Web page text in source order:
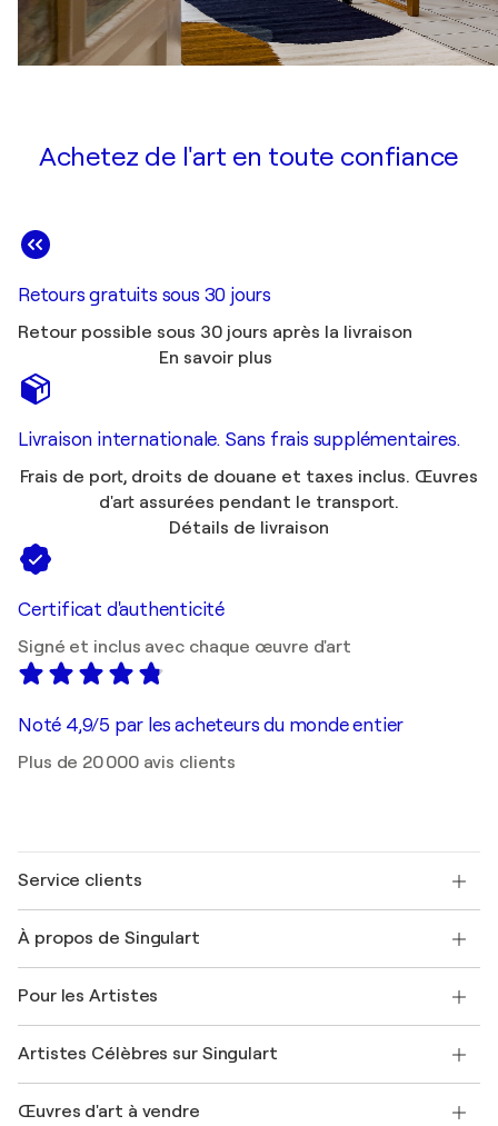
Achetez de l'art en toute confiance
Retours gratuits sous 30 jours
Retour possible sous 30 jours après la livraison
En savoir plus
Livraison internationale. Sans frais supplémentaires.
Frais de port, droits de douane et taxes inclus. Œuvres
d'art assurées pendant le transport.
Détails de livraison
Certificat d'authenticité
Signé et inclus avec chaque œuvre d'art
Noté 4,9/5 par les acheteurs du monde entier
Plus de 20 000 avis clients
Service clients
Expédition
Offrir une carte cadeau
Rejoignez notre programme commercial
Mon compte
+33 1 76 44 06 42
À propos de Singulart
FAQ
Magazine Singulart
Emplois
Découvrez une sélection d'art original
Pour les Artistes
Se connecter en tant qu'Artiste
Artistes Célèbres sur Singulart
Marc Chagall
Œuvres d'art à vendre